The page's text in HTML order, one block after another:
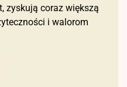
zyskują coraz większą
i walorom